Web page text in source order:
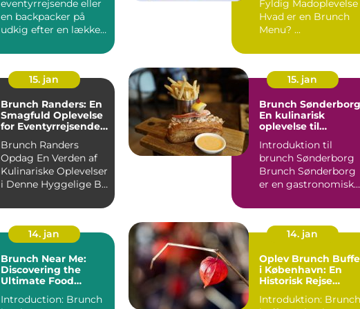
eventyrrejsende eller
en backpacker på
udkig efter en lækker,
starte...
Fyldig Madoplevelse
Hvad er en Brunch
Menu? ...
15. jan
Brunch Randers: En
Smagfuld Oplevelse
for Eventyrrejsende
Brunch Randers
Opdag En Verden af
Kulinariske Oplevelser
i Denne Hyggelige By
15. jan
Brunch
En kulinarisk
oplevelse til
backpackere
Introduktion til
brunch Sønderborg
Brunch Sønderborg
er en gastronomisk
i d...
14. jan
Brunch Near Me:
Discovering the
Ultimate Food
Introduction: Brunch
14. jan
Oplev Brunch
i København: En
Historisk Rejse
Danske Hovedstads
Introduktion: Brunch